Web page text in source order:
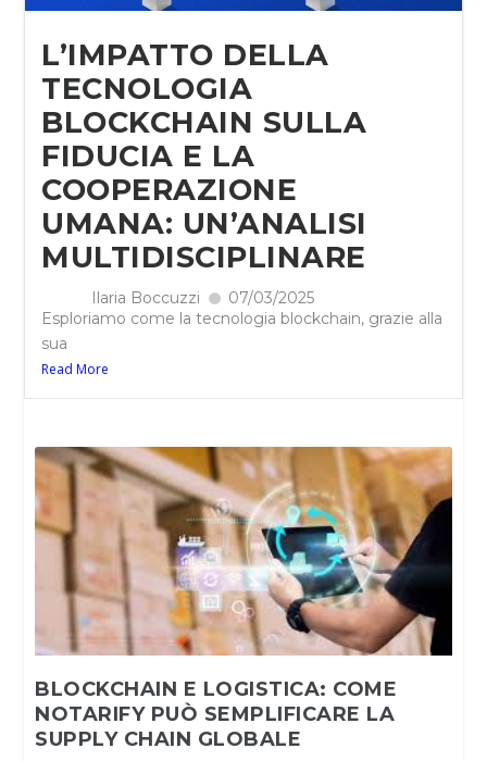
L’IMPATTO DELLA
TECNOLOGIA
BLOCKCHAIN SULLA
FIDUCIA E LA
COOPERAZIONE
UMANA: UN’ANALISI
MULTIDISCIPLINARE
Ilaria Boccuzzi
07/03/2025
Esploriamo come la tecnologia blockchain, grazie alla
sua
Read More
BLOCKCHAIN E LOGISTICA: COME
NOTARIFY PUÒ SEMPLIFICARE LA
SUPPLY CHAIN GLOBALE